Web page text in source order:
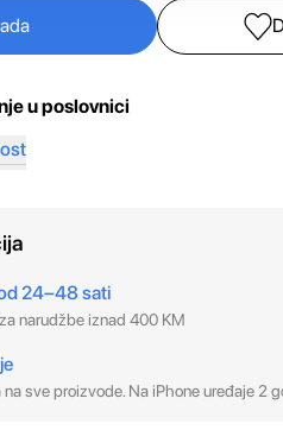
u poslovnici
24–48 sati
narudžbe iznad 400 KM
sve proizvode. Na iPhone uređaje 2